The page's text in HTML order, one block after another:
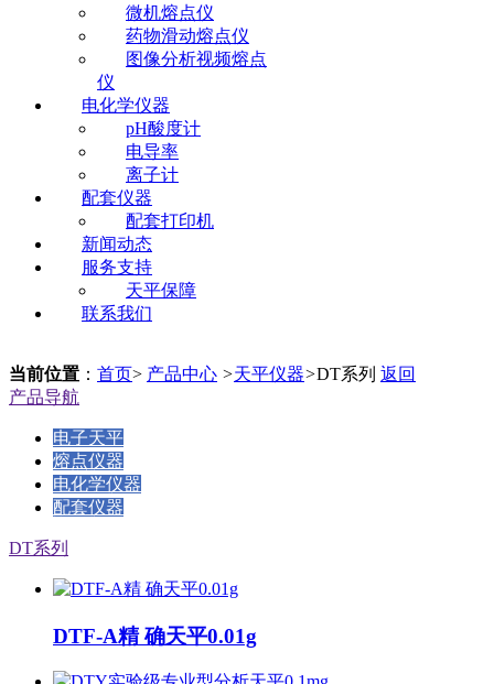
微机熔点仪
药物滑动熔点仪
图像分析视频熔点
仪
电化学仪器
pH酸度计
电导率
离子计
配套仪器
配套打印机
新闻动态
服务支持
天平保障
联系我们
当前位置 ： 首页> 产品中心 >天平仪器>DT系列 返回
产品导航
电子天平
熔点仪器
电化学仪器
配套仪器
DT系列
DTF-A精 确天平0.01g